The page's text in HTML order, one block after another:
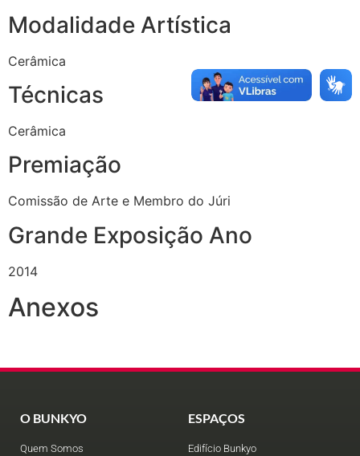
Modalidade Artística
Cerâmica
Técnicas
Cerâmica
Premiação
Comissão de Arte e Membro do Júri
Grande Exposição Ano
2014
Anexos
O BUNKYO
Quem Somos
ESPAÇOS
Edifício Bunkyo